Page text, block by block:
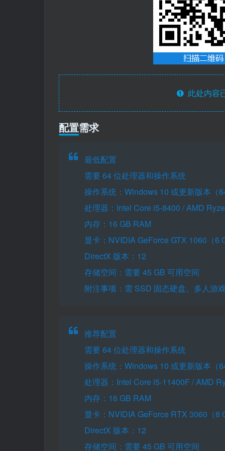
此处内容
配置需求
最低配置
需要 64 位处理器和操作系统
操作系统：Windows 10 或更新版本（
处理器：Intel Core i5-8400 / AMD
内存：16 GB RAM
显卡：NVIDIA GeForce GTX 1060（
DirectX 版本：12
存储空间：需要 45 GB 可用空间
附注事项：需 SSD 固态硬盘。多人游
推荐配置
需要 64 位处理器和操作系统
操作系统：Windows 10 或更新版本（
处理器：Intel Core i5-11400F / AMD
内存：16 GB RAM
显卡：NVIDIA GeForce RTX 3060（
DirectX 版本：12
存储空间：需要 45 GB 可用空间